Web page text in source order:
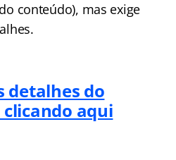
conteúdo), mas exige
detalhes do
clicando aqui